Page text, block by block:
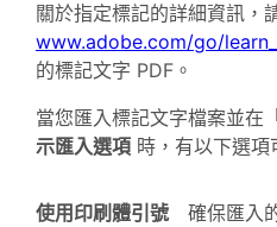
關於指定標記的詳細資訊，
www.adobe.com/go/
的標記文字 PDF。
當您匯入標記文字檔案並在
示匯入選項 時，有以下選項
使用印刷體引號
確保匯入